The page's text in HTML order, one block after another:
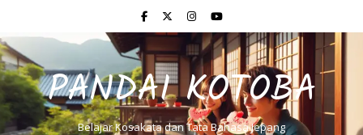
PANDAI KOTOBA
Belajar Kosakata dan Tata Bahasa Jepang